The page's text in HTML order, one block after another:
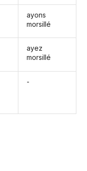
ayons
morsillé
ayez
morsillé
-